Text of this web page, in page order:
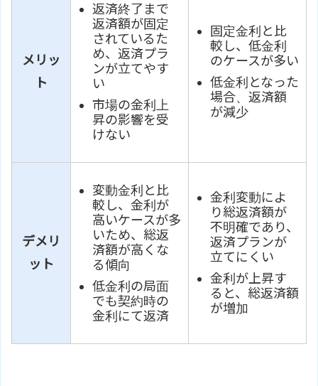
メリッ
ト
返済終了まで
返済額が固定
されているた
め、返済プラ
ンが立てやす
い
市場の金利上
昇の影響を受
けない
固定金利と比
較し、低金利
のケースが多い
低金利となった
場合、返済額
が減少
デメリ
ット
変動金利と比
較し、金利が
高いケースが多
いため、総返
済額が高くな
る傾向
低金利の局面
でも契約時の
金利にて返済
金利変動によ
り総返済額が
不明確であり、
返済プランが
立てにくい
金利が上昇す
ると、総返済額
が増加